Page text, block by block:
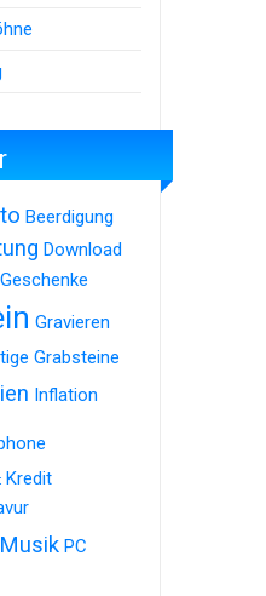
Beerdigung
Download
Geschenke
Gravieren
Grabsteine
Inflation
Kredit
Musik PC